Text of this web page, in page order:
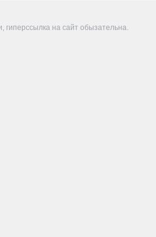
на сайт обызательна.